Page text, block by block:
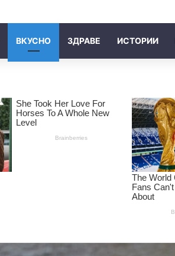
ВКУСНО ЗДРАВЕ ИСТОРИИ